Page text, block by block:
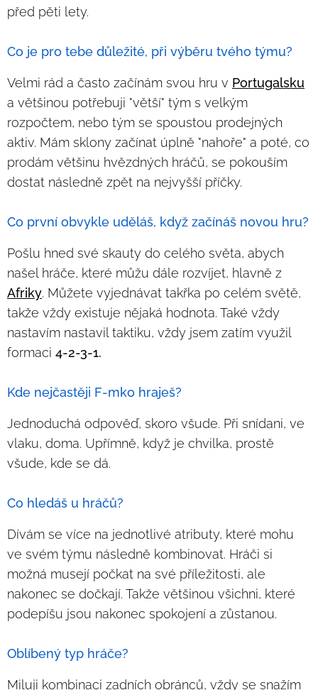
před pěti lety.
Co je pro tebe důležité, při výběru tvého týmu?
Velmi rád a často začínám svou hru v Portugalsku
a většinou potřebuji "větší" tým s velkým
rozpočtem, nebo tým se spoustou prodejných
aktiv. Mám sklony začínat úplně "nahoře" a poté, co
prodám většinu hvězdných hráčů, se pokouším
dostat následně zpět na nejvyšší příčky.
Co první obvykle uděláš, když začínáš novou hru?
Pošlu hned své skauty do celého světa, abych
našel hráče, které můžu dále rozvíjet, hlavně z
Afriky. Můžete vyjednávat takřka po celém světě,
takže vždy existuje nějaká hodnota. Také vždy
nastavím nastavil taktiku, vždy jsem zatím využil
formaci 4-2-3-1.
Kde nejčastěji F-mko hraješ?
Jednoduchá odpověď, skoro všude. Při snídani, ve
vlaku, doma. Upřímně, když je chvilka, prostě
všude, kde se dá.
Co hledáš u hráčů?
Dívám se více na jednotlivé atributy, které mohu
ve svém týmu následně kombinovat. Hráči si
možná musejí počkat na své příležitosti, ale
nakonec se dočkají. Takže většinou všichni, které
podepíšu jsou nakonec spokojení a zůstanou.
Oblíbený typ hráče?
Miluji kombinaci zadních obránců, vždy se snažím